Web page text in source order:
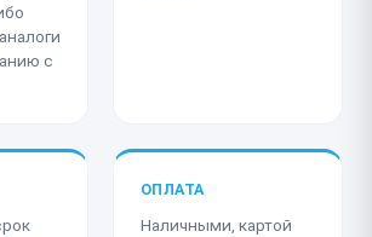
с
ОПЛАТА
Наличными, картой